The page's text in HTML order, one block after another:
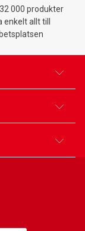
000 produkter
enkelt allt till
handel